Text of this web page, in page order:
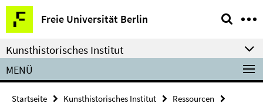
Springe
direkt
zu
Inhalt
Freie Universität Berlin
Service-
Navigation
Kunsthistorisches Institut
MENÜ
Startseite Kunsthistorisches Institut
Ressourcen